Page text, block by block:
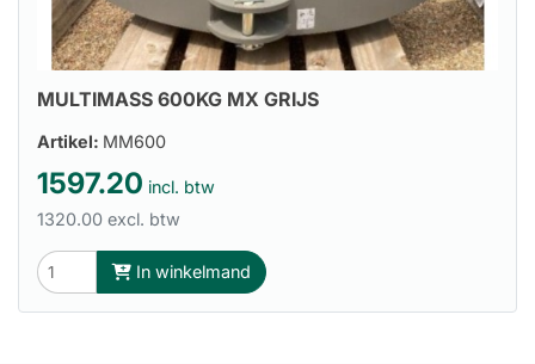
MULTIMASS 600KG MX GRIJS
Artikel: MM600
1597.20 incl. btw
1320.00 excl. btw
In winkelmand